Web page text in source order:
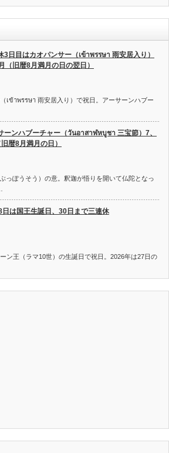
3日目はカオパンサー（เข้าพรรษา 雨安居入り）
（旧暦8月満月の日の翌日）
เข้าพรรษา 雨安居入り）で祝日。アーサーンハブー
ーンハブーチャー（วันอาสาฬหบูชา 三宝節）7、
暦8月満月の日）
っぽうそう）の意。釈迦が悟りを開いて仏陀となっ
日は国王生誕日、30日まで三連休
ン王（ラマ10世）の生誕日で祝日。2026年は27日の